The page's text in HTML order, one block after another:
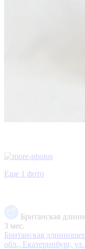
Еще 1 фото
Британская
3 мес.
Британская
обл., Екатеринбург,